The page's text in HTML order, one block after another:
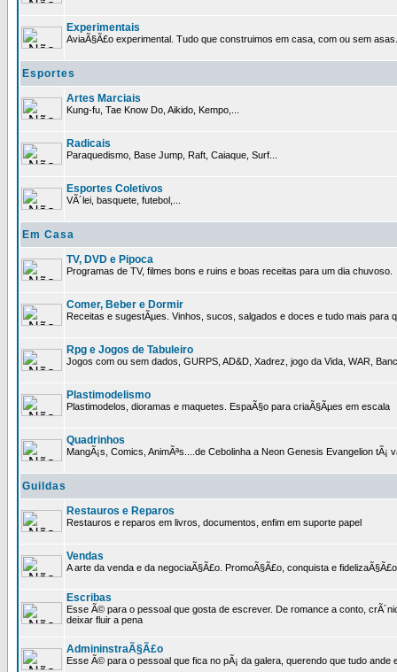
Experimentais
AviaÃ§Ã£o experimental. Tudo que construimos em casa, com ou sem asas.
Esportes
Artes Marciais
Kung-fu, Tae Know Do, Aikido, Kempo,...
Radicais
Paraquedismo, Base Jump, Raft, Caiaque, Surf...
Esportes Coletivos
VÃ´lei, basquete, futebol,...
Em Casa
TV, DVD e Pipoca
Programas de TV, filmes bons e ruins e boas receitas para um dia chuvoso.
Comer, Beber e Dormir
Receitas e sugestÃµes. Vinhos, sucos, salgados e doces e tudo mais para
Rpg e Jogos de Tabuleiro
Jogos com ou sem dados, GURPS, AD&D, Xadrez, jogo da Vida, WAR,
Plastimodelismo
Plastimodelos, dioramas e maquetes. EspaÃ§o para criaÃ§Ãµes em escala
Quadrinhos
MangÃ¡s, Comics, AnimÃªs....de Cebolinha a Neon Genesis Evangelion tÃ¡
Guildas
Restauros e Reparos
Restauros e reparos em livros, documentos, enfim em suporte papel
Vendas
A arte da venda e da negociaÃ§Ã£o. PromoÃ§Ã£o, conquista e
Escribas
Esse Ã© para o pessoal que gosta de escrever. De romance a conto,
deixar fluir a pena
AdmininstraÃ§Ã£o
Esse Ã© para o pessoal que fica no pÃ¡ da galera, querendo que tudo ande